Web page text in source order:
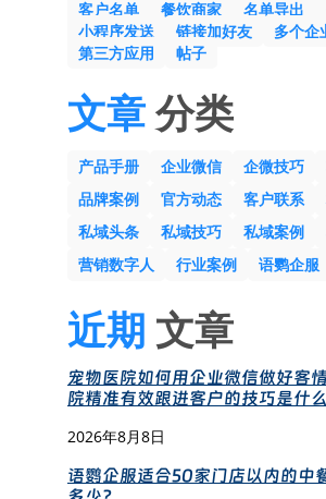
客户名单 餐饮商家 名单导出
小程序发送
链接加好友 多个企
第三方应用
帖子
文章分类
产品手册 企业微信 企微技巧
品牌案例
官方动态 客户联系
私域头条
私域技巧 私域案例
营销数字人
行业案例 语鹦企服
近期 文章
宠物医院如何用企业微信做好客
院精准有效跟进客户的技巧是什么
2026年8月8日
语鹦企服适合50家门店以内的中